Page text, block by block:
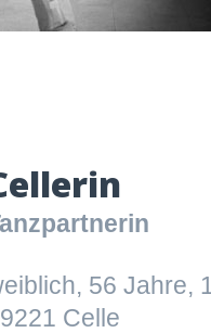
56 Jahre,
Celle